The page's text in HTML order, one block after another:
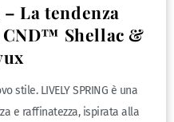
– La tendenza
Shellac &
stile. LIVELY SPRING è una
e raffinatezza, ispirata alla